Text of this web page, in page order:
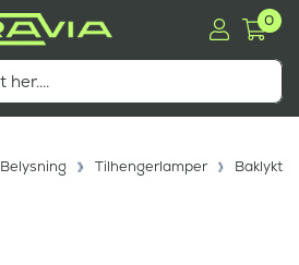
0
Belysning Tilhengerlamper